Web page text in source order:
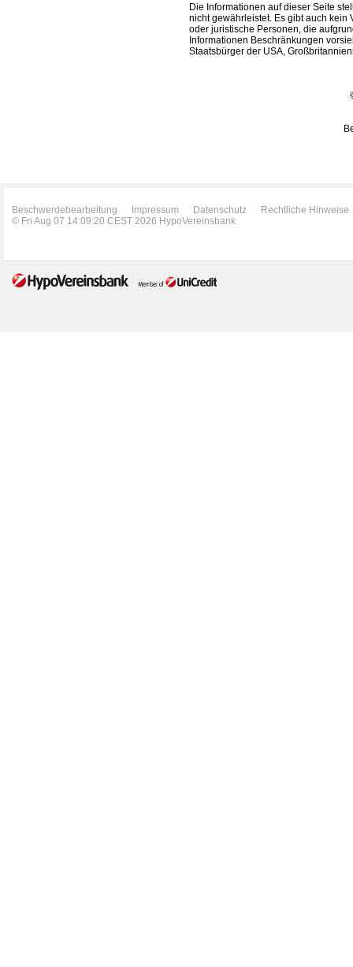
Die Informationen auf dieser Seite
nicht gewährleistet. Es gibt auch kein
oder juristische Personen, die
Informationen Beschränkungen
Staatsbürger der USA,
Beschwerdebearbeitung Impressum Datenschutz
Rechtliche Hinweise
© Fri Aug 07 14:09:20 CEST 2026 HypoVereinsbank